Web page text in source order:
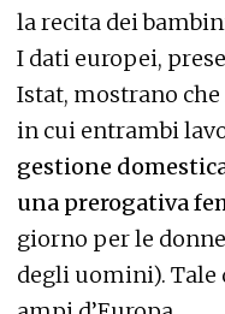
la recita dei
I dati europei,
Istat, mostrano
in cui entrambi
gestione
una prerogativa
giorno per le
degli uomini).